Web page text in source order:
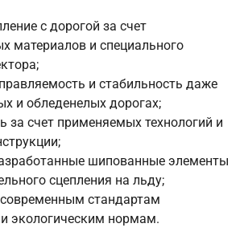
с дорогой за счет
материалов и специального
и стабильность даже
и обледенелых дорогах;
за счет применяемых технологий и
шипованные элементы
сцепления на льду;
современным стандартам
экологическим нормам.